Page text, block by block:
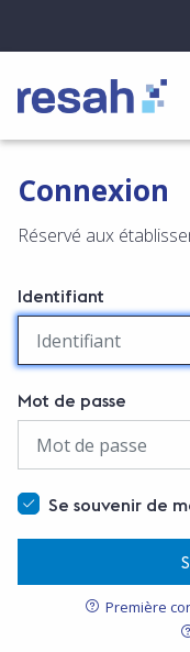
Logo Resah
Connexion
Réservé aux
Identifiant
Mot de passe
Se souvenir de
Première